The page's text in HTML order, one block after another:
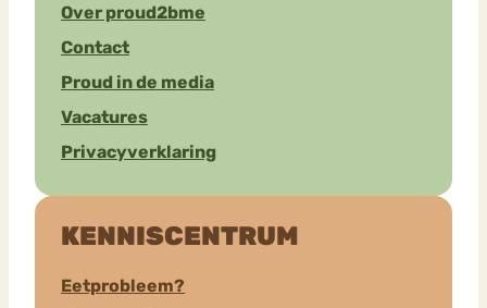
Over proud2bme
Contact
Proud in de media
Vacatures
Privacyverklaring
KENNISCENTRUM
Eetprobleem?